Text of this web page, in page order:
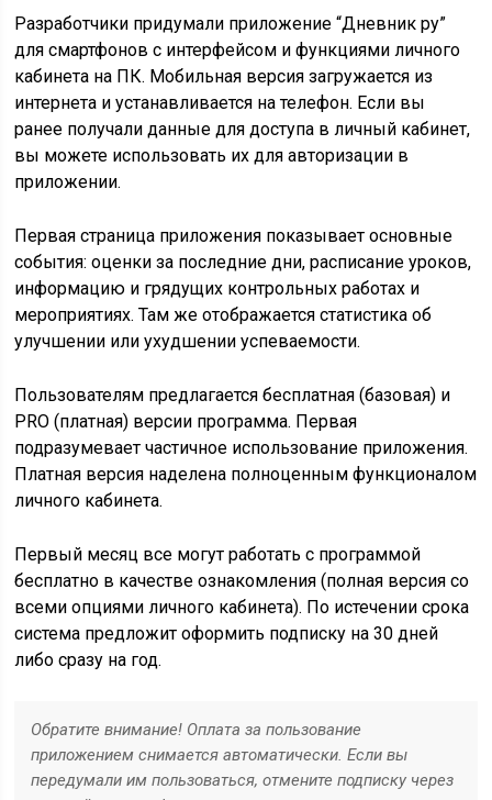
Разработчики придумали приложение “Дневник ру”
для смартфонов с интерфейсом и функциями личного
кабинета на ПК. Мобильная версия загружается из
интернета и устанавливается на телефон. Если вы
ранее получали данные для доступа в личный кабинет,
вы можете использовать их для авторизации в
приложении.
Первая страница приложения показывает основные
события: оценки за последние дни, расписание уроков,
информацию и грядущих контрольных работах и
мероприятиях. Там же отображается статистика об
улучшении или ухудшении успеваемости.
Пользователям предлагается бесплатная (базовая) и
PRO (платная) версии программа. Первая
подразумевает частичное использование приложения.
Платная версия наделена полноценным функционалом
личного кабинета.
Первый месяц все могут работать с программой
бесплатно в качестве ознакомления (полная версия со
всеми опциями личного кабинета). По истечении срока
система предложит оформить подписку на 30 дней
либо сразу на год.
Обратите внимание! Оплата за пользование
приложением снимается автоматически. Если вы
передумали им пользоваться, отмените подписку через